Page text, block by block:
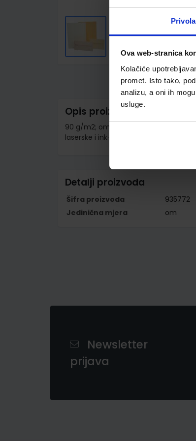
Privola
Ova web-stranica
Kolačiće
promet. Isto tako,
analizu, a oni ih
usluge.
gallery
Opis proizvoda
90 g/m2; omot 25 komada; izrađene
laserske i ink-jet pisače te strojeve za
Detalji proizvoda
Šifra proizvoda
935772
Jedinična mjera
om
Newsletter
prijava